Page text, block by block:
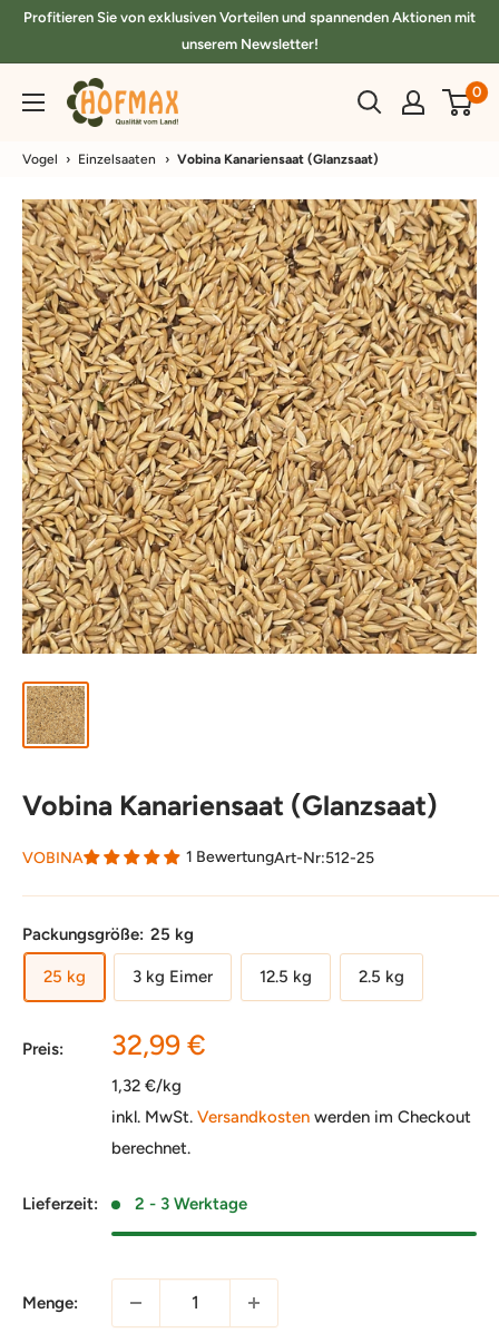
DirektProfitieren Sie von exklusiven Vorteilen und spannenden Aktionen mit
unserem Newsletter!
hofmax.de 0
Vogel › Einzelsaaten › Vobina Kanariensaat (Glanzsaat)
Vobina Kanariensaat (Glanzsaat)
VOBINA 1 BewertungArt-Nr:512-25
Packungsgröße: 25 kg
25 kg 3 kg Eimer 12.5 kg 2.5 kg
Preis: Sonderpreis
32,99 €
1,32 €/kg
inkl. MwSt. Versandkosten werden im Checkout
berechnet.
Lieferzeit: 2 - 3 Werktage
Menge: